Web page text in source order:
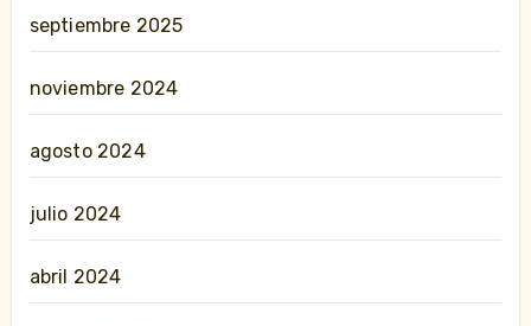
septiembre 2025
noviembre 2024
agosto 2024
julio 2024
abril 2024